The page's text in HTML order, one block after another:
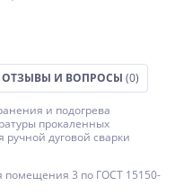
ОТЗЫВЫ И ВОПРОСЫ (0)
и подогрева
прокаленных
дуговой сварки
помещения 3 по ГОСТ 15150-